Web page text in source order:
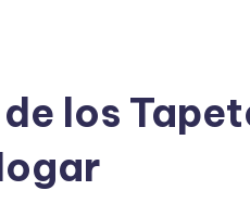
los